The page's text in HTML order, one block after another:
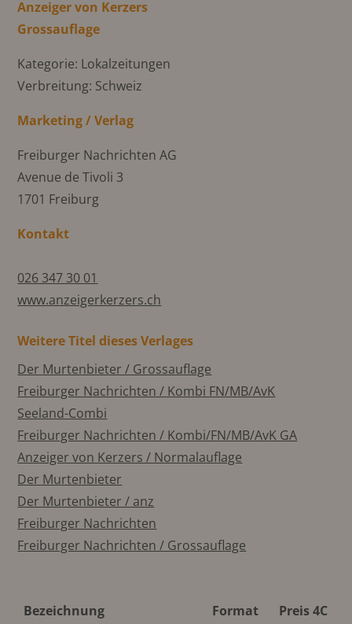
Anzeiger von Kerzers
Grossauflage
Kategorie: Lokalzeitungen
Verbreitung: Schweiz
Marketing / Verlag
Freiburger Nachrichten AG
Avenue de Tivoli 3
1701 Freiburg
Kontakt
026 347 30 01
www.anzeigerkerzers.ch
Weitere Titel dieses Verlages
Der Murtenbieter / Grossauflage
Freiburger Nachrichten / Kombi FN/MB/AvK
Seeland-Combi
Freiburger Nachrichten / Kombi/FN/MB/AvK GA
Anzeiger von Kerzers / Normalauflage
Der Murtenbieter
Der Murtenbieter / anz
Freiburger Nachrichten
Freiburger Nachrichten / Grossauflage
Bezeichnung Format Preis 4C